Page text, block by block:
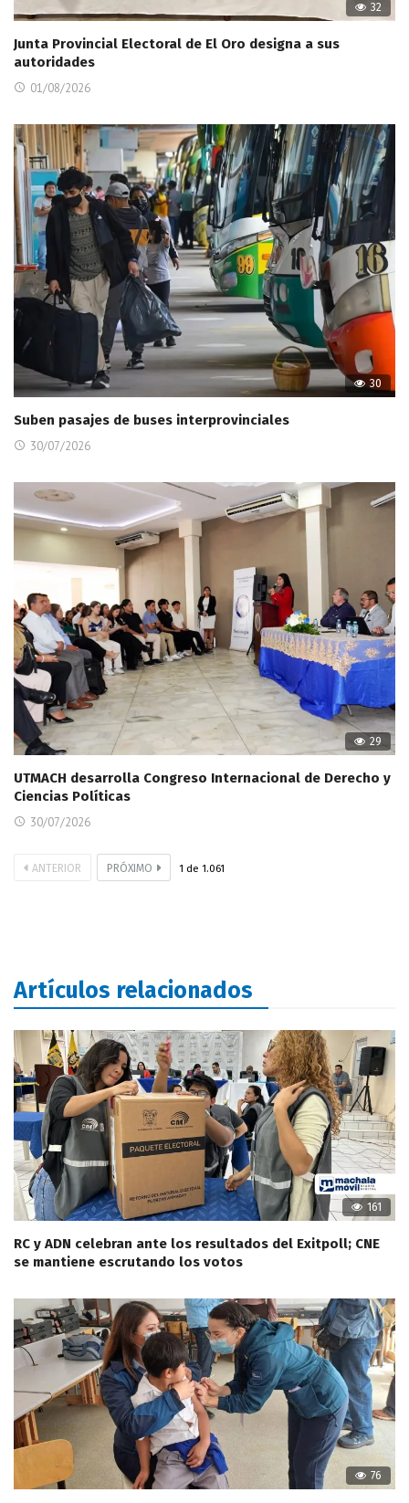
32
Junta Provincial Electoral de El Oro designa a sus
autoridades
01/08/2026
30
Suben pasajes de buses interprovinciales
30/07/2026
29
UTMACH desarrolla Congreso Internacional de Derecho y
Ciencias Políticas
30/07/2026
ANTERIOR PRÓXIMO 1 de 1.061
Artículos relacionados
161
RC y ADN celebran ante los resultados del Exitpoll; CNE
se mantiene escrutando los votos
76